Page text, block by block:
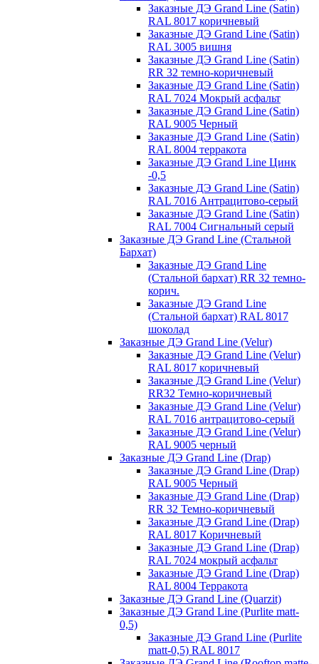
Заказные ДЭ Grand Line (Satin)
RAL 8017 коричневый
Заказные ДЭ Grand Line (Satin)
RAL 3005 вишня
Заказные ДЭ Grand Line (Satin)
RR 32 темно-коричневый
Заказные ДЭ Grand Line (Satin)
RAL 7024 Мокрый асфальт
Заказные ДЭ Grand Line (Satin)
RAL 9005 Черный
Заказные ДЭ Grand Line (Satin)
RAL 8004 терракота
Заказные ДЭ Grand Line Цинк
-0,5
Заказные ДЭ Grand Line (Satin)
RAL 7016 Антрацитово-серый
Заказные ДЭ Grand Line (Satin)
RAL 7004 Сигнальный серый
Заказные ДЭ Grand Line (Стальной
Бархат)
Заказные ДЭ Grand Line
(Стальной бархат) RR 32 темно-
корич.
Заказные ДЭ Grand Line
(Стальной бархат) RAL 8017
шоколад
Заказные ДЭ Grand Line (Velur)
Заказные ДЭ Grand Line (Velur)
RAL 8017 коричневый
Заказные ДЭ Grand Line (Velur)
RR32 Темно-коричневый
Заказные ДЭ Grand Line (Velur)
RAL 7016 антрацитово-серый
Заказные ДЭ Grand Line (Velur)
RAL 9005 черный
Заказные ДЭ Grand Line (Drap)
Заказные ДЭ Grand Line (Drap)
RAL 9005 Черный
Заказные ДЭ Grand Line (Drap)
RR 32 Темно-коричневый
Заказные ДЭ Grand Line (Drap)
RAL 8017 Коричневый
Заказные ДЭ Grand Line (Drap)
RAL 7024 мокрый асфальт
Заказные ДЭ Grand Line (Drap)
RAL 8004 Терракота
Заказные ДЭ Grand Line (Quarzit)
Заказные ДЭ Grand Line (Purlite matt-
0,5)
Заказные ДЭ Grand Line (Purlite
matt-0,5) RAL 8017